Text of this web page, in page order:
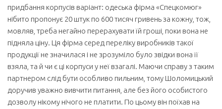
придбання корпусів варіант: одеська фірма «Спецкомюг»
нібито пропонує 20 штук по 600 тисяч гривень за кожну, тож,
мовляв, треба негайно перерахувати їй гроші, поки вона не
підняла ціну. Ця фірма серед переліку виробників такої
продукції не значилася і не зрозуміло було звідки вона її
взяла, та й чи є ці корпуси у неї взагалі. Маючи справу з таким
партнером слід бути особливо пильним, тому Шоломицький
доручив уважно вивчити питання, але без його особистого
дозволу нікому нічого не платити. По цьому він поїхав на